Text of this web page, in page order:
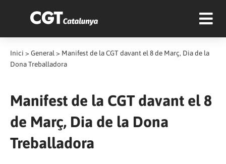
Inici > General > Manifest de la CGT davant el 8 de Març, Dia de la
Dona Treballadora
Manifest de la CGT davant el 8
de Març, Dia de la Dona
Treballadora